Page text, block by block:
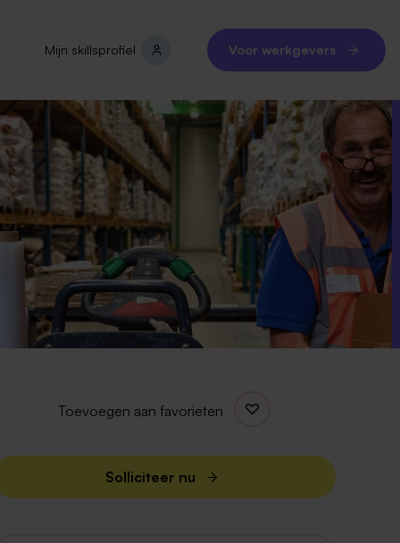
Mijn skillsprofiel Voor werkgevers
Toevoegen aan favorieten
Solliciteer nu